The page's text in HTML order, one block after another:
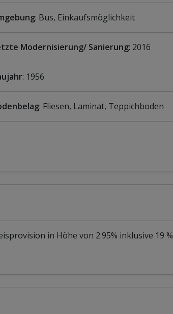
: Bus, Einkaufsmöglichkeit
Modernisierung/ Sanierung: 2016
: 1956
: Fliesen, Laminat, Teppichboden
in Höhe von 2.95% inklusive 19 %